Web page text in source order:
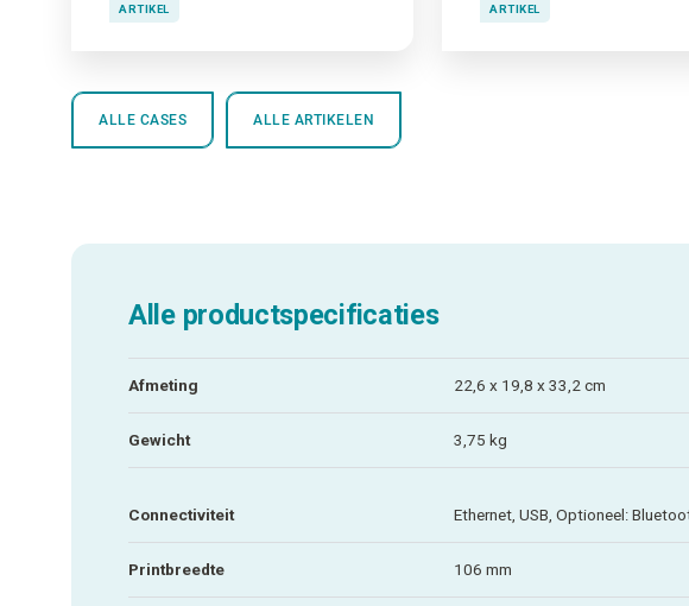
ARTIKEL ARTIKEL
ALLE CASES ALLE ARTIKELEN
Alle productspecificaties
Afmeting 22,6 x 19,8 x 33,2 cm
Gewicht 3,75 kg
Connectiviteit Ethernet, USB, Optioneel:
Printbreedte 106 mm